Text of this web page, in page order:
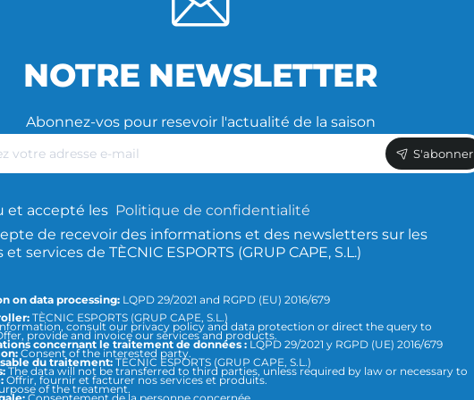
NOTRE NEWSLETTER
Abonnez-vos pour resevoir l'actualité de la saison
S'abonner
et accepté les Politique de confidentialité
de recevoir des informations et des newsletters sur les
services de TÈCNIC ESPORTS (GRUP CAPE, S.L.)
on data processing: LQPD 29/2021 and RGPD (EU) 2016/679
TÈCNIC ESPORTS (GRUP CAPE, S.L.)
provide and invoice our services and products.
Consent of the interested party.
The data will not be transferred to third parties, unless required by law or necessary to
of the treatment.
consult our privacy policy and data protection or direct the query to
concernant le traitement de données : LQPD 29/2021 y RGPD (UE) 2016/679
du traitement:
TÈCNIC ESPORTS (GRUP CAPE, S.L.)
Offrir, fournir et facturer nos services et produits.